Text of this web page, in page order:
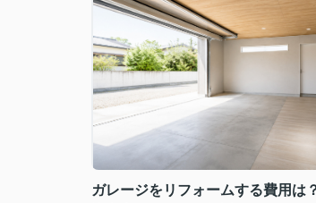
ガレージをリフォームする費用は